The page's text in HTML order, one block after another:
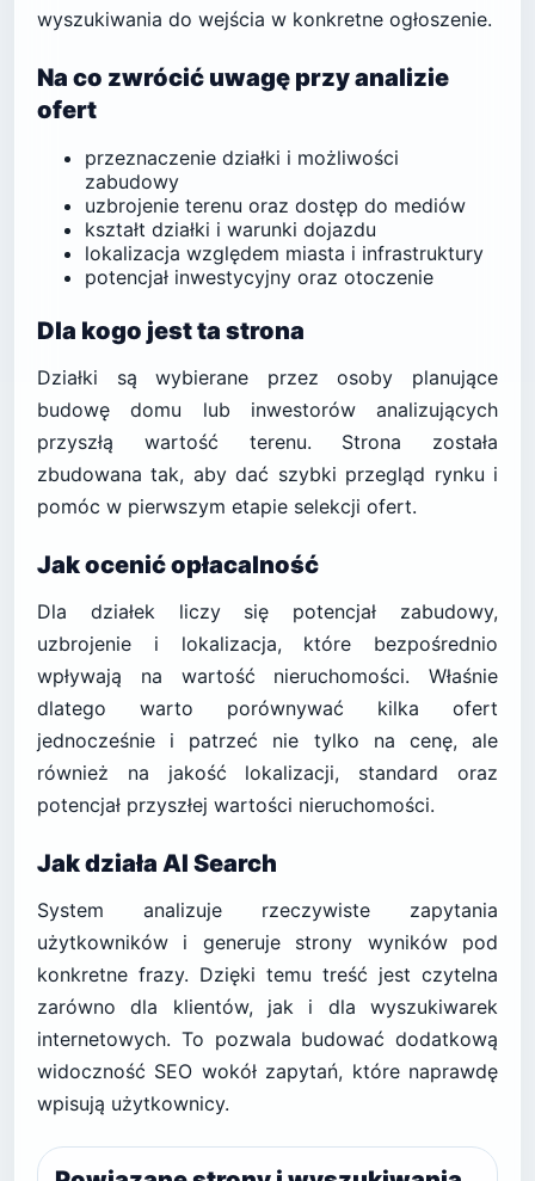
wyszukiwania do wejścia w konkretne ogłoszenie.
Na co zwrócić uwagę przy analizie
ofert
przeznaczenie działki i możliwości
zabudowy
uzbrojenie terenu oraz dostęp do mediów
kształt działki i warunki dojazdu
lokalizacja względem miasta i infrastruktury
potencjał inwestycyjny oraz otoczenie
Dla kogo jest ta strona
Działki są wybierane przez osoby planujące
budowę domu lub inwestorów analizujących
przyszłą wartość terenu. Strona została
zbudowana tak, aby dać szybki przegląd rynku i
pomóc w pierwszym etapie selekcji ofert.
Jak ocenić opłacalność
Dla działek liczy się potencjał zabudowy,
uzbrojenie i lokalizacja, które bezpośrednio
wpływają na wartość nieruchomości. Właśnie
dlatego warto porównywać kilka ofert
jednocześnie i patrzeć nie tylko na cenę, ale
również na jakość lokalizacji, standard oraz
potencjał przyszłej wartości nieruchomości.
Jak działa AI Search
System analizuje rzeczywiste zapytania
użytkowników i generuje strony wyników pod
konkretne frazy. Dzięki temu treść jest czytelna
zarówno dla klientów, jak i dla wyszukiwarek
internetowych. To pozwala budować dodatkową
widoczność SEO wokół zapytań, które naprawdę
wpisują użytkownicy.